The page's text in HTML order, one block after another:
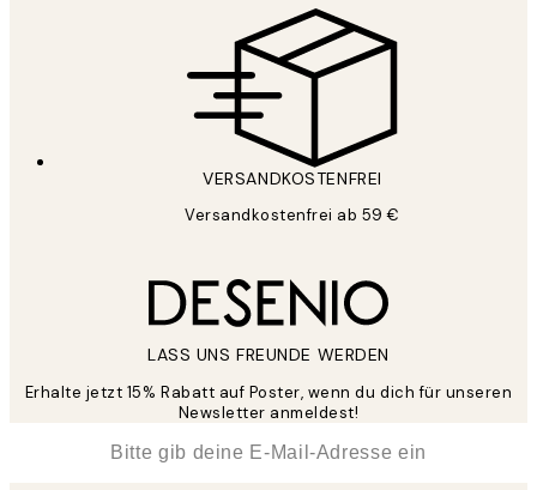
VERSANDKOSTENFREI
Versandkostenfrei ab 59 €
LASS UNS FREUNDE WERDEN
Erhalte jetzt 15% Rabatt auf Poster, wenn du dich für unseren
Newsletter anmeldest!